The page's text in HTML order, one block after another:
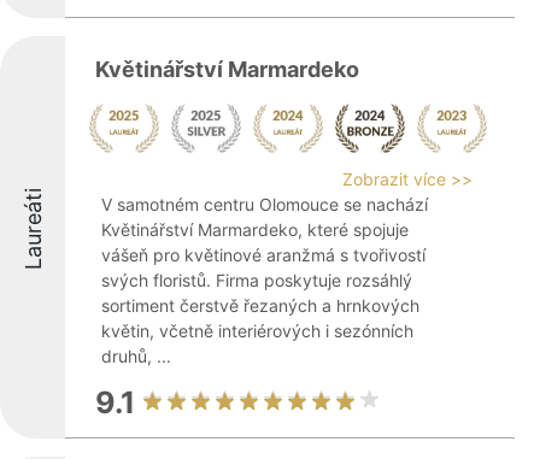
Laureáti
Květinářství Marmardeko
Zobrazit více >>
V samotném centru Olomouce se nachází
Květinářství Marmardeko, které spojuje
vášeň pro květinové aranžmá s tvořivostí
svých floristů. Firma poskytuje rozsáhlý
sortiment čerstvě řezaných a hrnkových
květin, včetně interiérových i sezónních
druhů, ...
9.1